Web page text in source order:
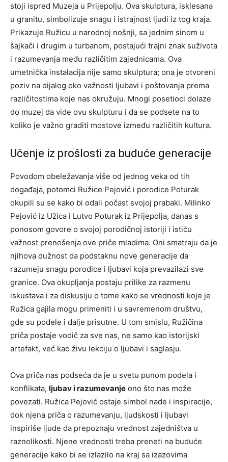
stoji ispred Muzeja u Prijepolju. Ova skulptura, isklesana
u granitu, simbolizuje snagu i istrajnost ljudi iz tog kraja.
Prikazuje Ružicu u narodnoj nošnji, sa jednim sinom u
šajkači i drugim u turbanom, postajući trajni znak suživota
i razumevanja među različitim zajednicama. Ova
umetnička instalacija nije samo skulptura; ona je otvoreni
poziv na dijalog oko važnosti ljubavi i poštovanja prema
različitostima koje nas okružuju. Mnogi posetioci dolaze
do muzej da vide ovu skulpturu i da se podsete na to
koliko je važno graditi mostove između različitih kultura.
Učenje iz prošlosti za buduće generacije
Povodom obeležavanja više od jednog veka od tih
događaja, potomci Ružice Pejović i porodice Poturak
okupili su se kako bi odali počast svojoj prabaki. Milinko
Pejović iz Užica i Lutvo Poturak iz Prijepolja, danas s
ponosom govore o svojoj porodičnoj istoriji i ističu
važnost prenošenja ove priče mladima. Oni smatraju da je
njihova dužnost da podstaknu nove generacije da
razumeju snagu porodice i ljubavi koja prevazilazi sve
granice. Ova okupljanja postaju prilike za razmenu
iskustava i za diskusiju o tome kako se vrednosti koje je
Ružica gajila mogu primeniti i u savremenom društvu,
gde su podele i dalje prisutne. U tom smislu, Ružičina
priča postaje vodič za sve nas, ne samo kao istorijski
artefakt, već kao živu lekciju o ljubavi i saglasju.
Ova priča nas podseća da je u svetu punom podela i
konflikata, ljubav i razumevanje ono što nas može
povezati. Ružica Pejović ostaje simbol nade i inspiracije,
dok njena priča o razumevanju, ljudskosti i ljubavi
inspiriše ljude da prepoznaju vrednost zajedništva u
raznolikosti. Njene vrednosti treba preneti na buduće
generacije kako bi se izlazilo na kraj sa izazovima